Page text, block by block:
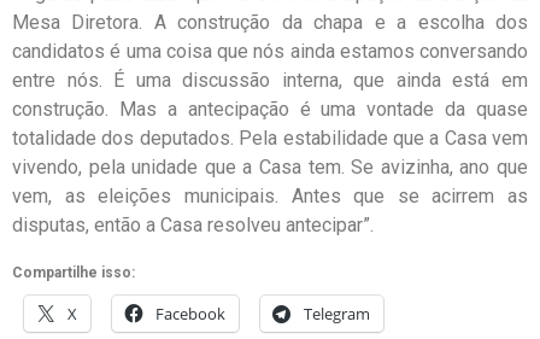
Mesa Diretora. A construção da chapa e a escolha dos
candidatos é uma coisa que nós ainda estamos conversando
entre nós. É uma discussão interna, que ainda está em
construção. Mas a antecipação é uma vontade da quase
totalidade dos deputados. Pela estabilidade que a Casa vem
vivendo, pela unidade que a Casa tem. Se avizinha, ano que
vem, as eleições municipais. Antes que se acirrem as
disputas, então a Casa resolveu antecipar”.
Compartilhe isso:
X Facebook Telegram